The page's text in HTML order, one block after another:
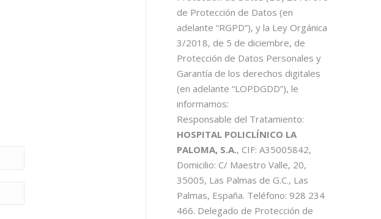
de Protección de Datos (en
adelante “RGPD”), y la Ley Orgánica
3/2018, de 5 de diciembre, de
Protección de Datos Personales y
Garantía de los derechos digitales
(en adelante “LOPDGDD”), le
informamos:
Responsable del Tratamiento:
HOSPITAL POLICLÍNICO LA
PALOMA, S.A., CIF: A35005842,
Domicilio: C/ Maestro Valle, 20,
35005, Las Palmas de G.C., Las
Palmas, España. Teléfono: 928 234
466. Delegado de Protección de